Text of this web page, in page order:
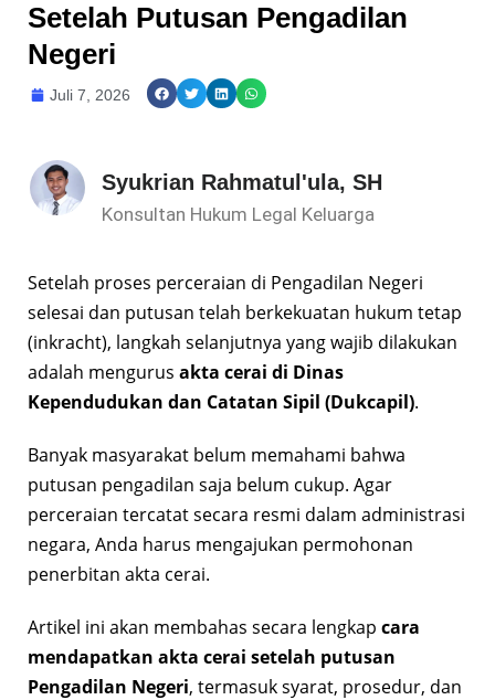
Setelah Putusan Pengadilan
Negeri
Juli 7, 2026
Syukrian Rahmatul'ula, SH
Konsultan Hukum Legal Keluarga
Setelah proses perceraian di Pengadilan Negeri
selesai dan putusan telah berkekuatan hukum tetap
(inkracht), langkah selanjutnya yang wajib dilakukan
adalah mengurus akta cerai di Dinas
Kependudukan dan Catatan Sipil (Dukcapil).
Banyak masyarakat belum memahami bahwa
putusan pengadilan saja belum cukup. Agar
perceraian tercatat secara resmi dalam administrasi
negara, Anda harus mengajukan permohonan
penerbitan akta cerai.
Artikel ini akan membahas secara lengkap cara
mendapatkan akta cerai setelah putusan
Pengadilan Negeri, termasuk syarat, prosedur, dan